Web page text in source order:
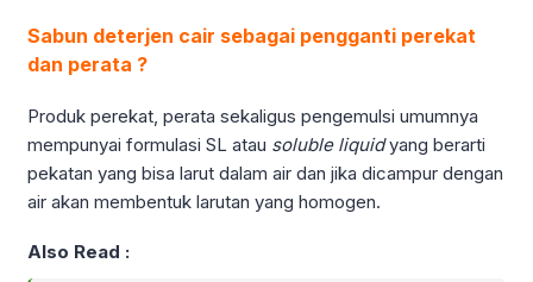
Sabun deterjen cair sebagai pengganti perekat
dan perata ?
Produk perekat, perata sekaligus pengemulsi umumnya
mempunyai formulasi SL atau soluble liquidyang berarti
pekatan yang bisa larut dalam air dan jika dicampur dengan
air akan membentuk larutan yang homogen.
Also Read :